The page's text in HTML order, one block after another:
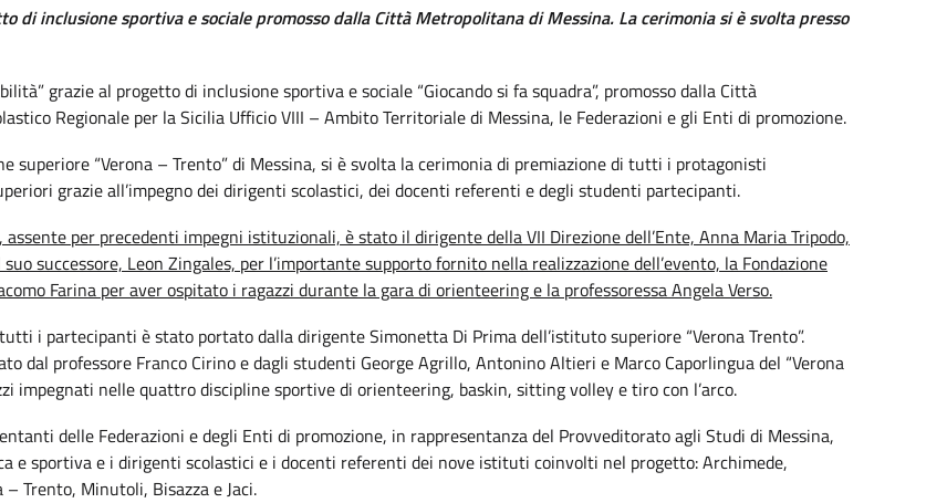
di inclusione sportiva e sociale promosso dalla Città Metropolitana di Messina. La cerimonia si è svolta presso
grazie al progetto di inclusione sportiva e sociale “Giocando si fa squadra”, promosso dalla Città
Regionale per la Sicilia Ufficio VIII – Ambito Territoriale di Messina, le Federazioni e gli Enti di promozione.
superiore “Verona – Trento” di Messina, si è svolta la cerimonia di premiazione di tutti i protagonisti
grazie all’impegno dei dirigenti scolastici, dei docenti referenti e degli studenti partecipanti.
per precedenti impegni istituzionali, è stato il dirigente della VII Direzione dell’Ente, Anna Maria Tripodo,
successore, Leon Zingales, per l’importante supporto fornito nella realizzazione dell’evento, la Fondazione
Farina per aver ospitato i ragazzi durante la gara di orienteering e la professoressa Angela Verso.
i partecipanti è stato portato dalla dirigente Simonetta Di Prima dell’istituto superiore “Verona Trento”.
dal professore Franco Cirino e dagli studenti George Agrillo, Antonino Altieri e Marco Caporlingua del “Verona
impegnati nelle quattro discipline sportive di orienteering, baskin, sitting volley e tiro con l’arco.
delle Federazioni e degli Enti di promozione, in rappresentanza del Provveditorato agli Studi di Messina,
e sportiva e i dirigenti scolastici e i docenti referenti dei nove istituti coinvolti nel progetto: Archimede,
Trento, Minutoli, Bisazza e Jaci.